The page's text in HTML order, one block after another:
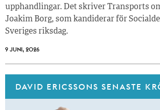
upphandlingar. Det skriver Transports
Joakim Borg, som kandiderar för
Sveriges riksdag.
9 JUNI, 2026
DAVID ERICSSONS SENASTE